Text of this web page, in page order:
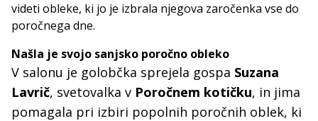
videti obleke, ki jo je izbrala njegova zaročenka vse do
poročnega dne.
Našla je svojo sanjsko poročno obleko
V salonu je golobčka sprejela gospa Suzana
Lavrič, svetovalka v Poročnem kotičku, in jima
pomagala pri izbiri popolnih poročnih oblek, ki